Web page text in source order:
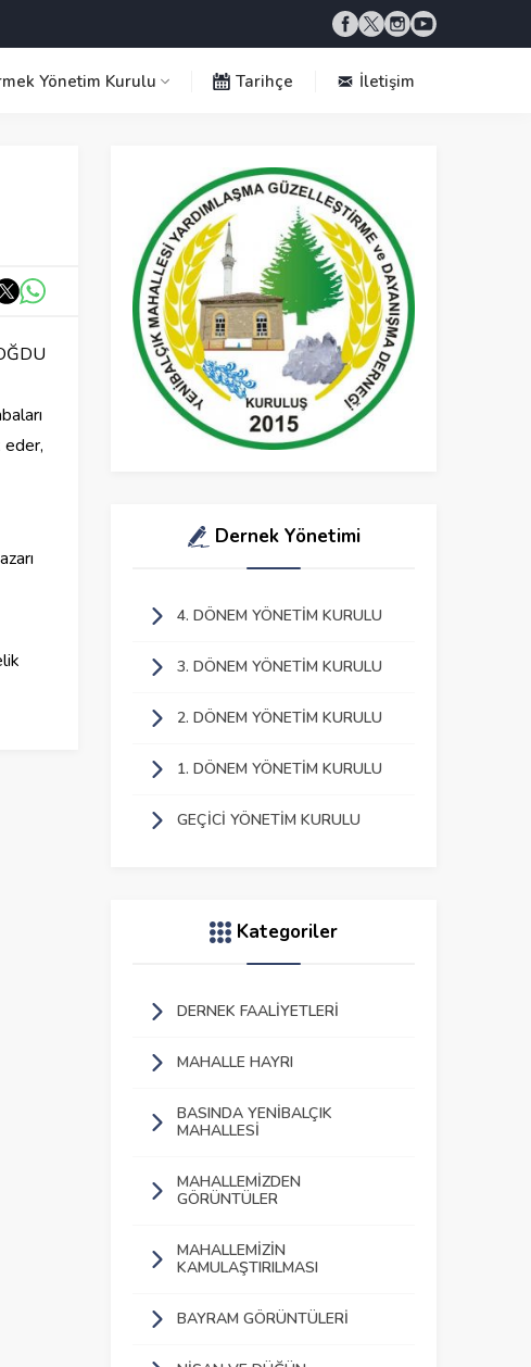
Yönetim Kurulu Tarihçe İletişim
eder,
Dernek Yönetimi
4. DÖNEM YÖNETIM KURULU
3. DÖNEM YÖNETIM KURULU
2. DÖNEM YÖNETIM KURULU
1. DÖNEM YÖNETIM KURULU
GEÇICI YÖNETIM KURULU
Kategoriler
DERNEK FAALIYETLERI
MAHALLE HAYRI
BASINDA YENIBALÇIK
MAHALLESI
MAHALLEMIZDEN
GÖRÜNTÜLER
MAHALLEMIZIN
KAMULAŞTIRILMASI
BAYRAM GÖRÜNTÜLERI